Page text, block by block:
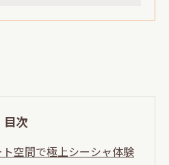
目次
空間で極上シーシャ体験